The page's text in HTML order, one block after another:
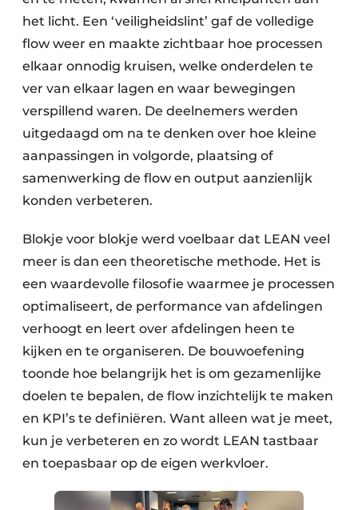
het licht. Een ‘veiligheidslint’ gaf de volledige
flow weer en maakte zichtbaar hoe processen
elkaar onnodig kruisen, welke onderdelen te
ver van elkaar lagen en waar bewegingen
verspillend waren. De deelnemers werden
uitgedaagd om na te denken over hoe kleine
aanpassingen in volgorde, plaatsing of
samenwerking de flow en output aanzienlijk
konden verbeteren.
Blokje voor blokje werd voelbaar dat LEAN veel
meer is dan een theoretische methode. Het is
een waardevolle filosofie waarmee je processen
optimaliseert, de performance van afdelingen
verhoogt en leert over afdelingen heen te
kijken en te organiseren. De bouwoefening
toonde hoe belangrijk het is om gezamenlijke
doelen te bepalen, de flow inzichtelijk te maken
en KPI’s te definiëren. Want alleen wat je meet,
kun je verbeteren en zo wordt LEAN tastbaar
en toepasbaar op de eigen werkvloer.